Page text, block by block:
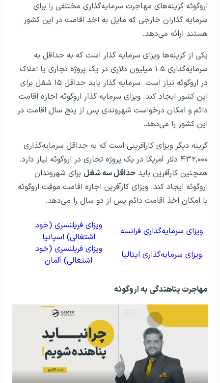
اروگوئه گزینه‌های مهاجرت سرمایه‌گذاری مختلفی را برای
سرمایه گذاران خارجی که مایل به اخذ اقامت در این کشور
هستند ارائه می‌دهد.
یکی از گزینه‌ها ویزای سرمایه گذار است که به حداقل به
سرمایه‌گذاری ۱.۵ میلیون دلاری در یک پروژه تجاری یا املاک
در اروگوئه نیاز است. سرمایه گذار باید حداقل ۱۵ شغل برای
این کشور ایجاد کند. ویزای سرمایه گذار اروگوئه اجازه اقامت
دائم و امکان درخواست شهروندی پس از پنج سال اقامت در
این کشور را می‌دهد.
گزینه دیگر ویزای کارآفرینی است که به حداقل سرمایه‌گذاری
۴۳۲,۰۰۰ دلار آمریکا در یک پروژه تجاری در اروگوئه نیاز دارد.
همچنین کارآفرین باید حداقل سه شغل برای شهروندان
اروگوئه ایجاد کند. ویزای کارآفرین اجازه اقامت موقت اروگوئه
با امکان اخذ اقامت دائم پس از دو سال را می‌دهد.
ویزای سرمایه‌گذاری فرانسه
ویزای فریلنسری (خود
اشتغالی) اسپانیا
ویزای سرمایه‌گذاری ایتالیا
ویزای فریلنسری (خود
اشتغالی) آلمان
مهاجرت پناهندگی به اروگوئه